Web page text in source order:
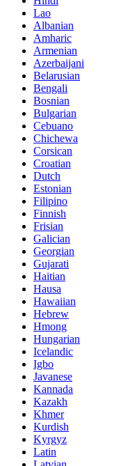
Lao
Albanian
Amharic
Armenian
Azerbaijani
Belarusian
Bengali
Bosnian
Bulgarian
Cebuano
Chichewa
Corsican
Croatian
Dutch
Estonian
Filipino
Finnish
Frisian
Galician
Georgian
Gujarati
Haitian
Hausa
Hawaiian
Hebrew
Hmong
Hungarian
Icelandic
Igbo
Javanese
Kannada
Kazakh
Khmer
Kurdish
Kyrgyz
Latin